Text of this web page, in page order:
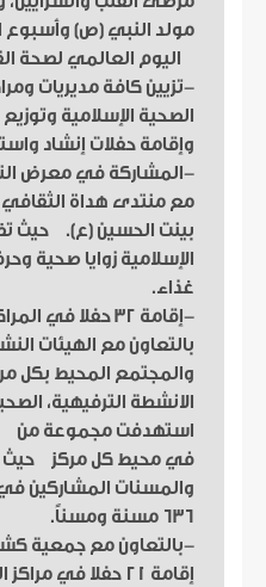
مولد النبي (ص) وأسبوع
اليوم العالمي لصحة
-تزيين كافة مديريات
الصحية الإسلامية
وإقامة حفلات إنشاد
-المشاركة في معرض
مع منتدى هداة
بينت الحسين (ع). حيث
الإسلامية زوايا صحية
غذاء.
-إقامة 32 حفلا
بالتعاون مع الهيئات
والمجتمع المحيط بكل
الانشطة الترفيهية،
استهدفت مجموعة من
في محيط كل مركز حيث
والمسنات المشاركين في
636 مسنة ومسناً.
-بالتعاون مع جمعية
إقامة 21 حفلا في